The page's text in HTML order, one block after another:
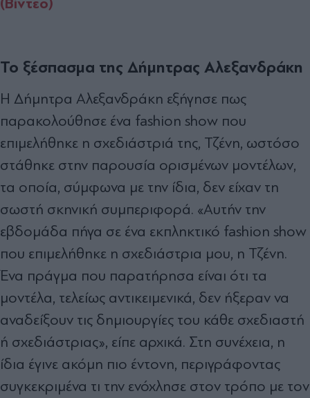
Το ξέσπασμα της Δήμητρας Αλεξανδράκη
Η Δήμητρα Αλεξανδράκη εξήγησε πως
παρακολούθησε ένα fashion show που
επιμελήθηκε η σχεδιάστριά της, Τζένη, ωστόσο
στάθηκε στην παρουσία ορισμένων μοντέλων,
τα οποία, σύμφωνα με την ίδια, δεν είχαν τη
σωστή σκηνική συμπεριφορά. «Αυτήν την
εβδομάδα πήγα σε ένα εκπληκτικό fashion show
που επιμελήθηκε η σχεδιάστρια μου, η Τζένη.
Ένα πράγμα που παρατήρησα είναι ότι τα
μοντέλα, τελείως αντικειμενικά, δεν ήξεραν να
αναδείξουν τις δημιουργίες του κάθε σχεδιαστή
ή σχεδιάστριας», είπε αρχικά. Στη συνέχεια, η
ίδια έγινε ακόμη πιο έντονη, περιγράφοντας
συγκεκριμένα τι την ενόχλησε στον τρόπο με τον